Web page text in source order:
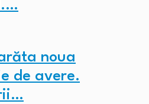
noua
de avere.